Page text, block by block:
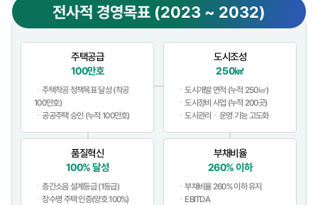
전사적 경영목표 (2023 ~ 2032)
주택공급
100만호
ㆍ주택착공 정책목표 달성 (착공
100만호)
ㆍ공공주택 승인 (누적 100만호)
도시조성
250㎢
ㆍ도시개발 면적 (누적 250㎢)
ㆍ도시정비 사업 (누적 200곳)
ㆍ도시관리ㆍ운영 기능 고도화
품질혁신
100% 달성
ㆍ층간소음 설계등급 (1등급)
ㆍ장수명 주택 인증(양호 100%)
부채비율
260% 이하
ㆍ부채비율 260% 이하 유지
ㆍEBITDA